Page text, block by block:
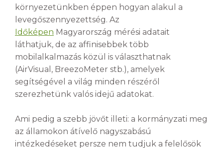
környezetünkben éppen hogyan alakul a
levegőszennyezettség. Az
Időképen Magyarország mérési adatait
láthatjuk, de az affinisebbek több
mobilalkalmazás közül is választhatnak
(AirVisual, BreezoMeter stb.), amelyek
segítségével a világ minden részéről
szerezhetünk valós idejű adatokat.
Ami pedig a szebb jövőt illeti: a kormányzati meg
az államokon átívelő nagyszabású
intézkedéseket persze nem tudjuk a felelősök